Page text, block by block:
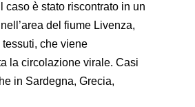
caso è stato riscontrato in un
del fiume Livenza,
che viene
la circolazione virale. Casi
in Sardegna, Grecia,